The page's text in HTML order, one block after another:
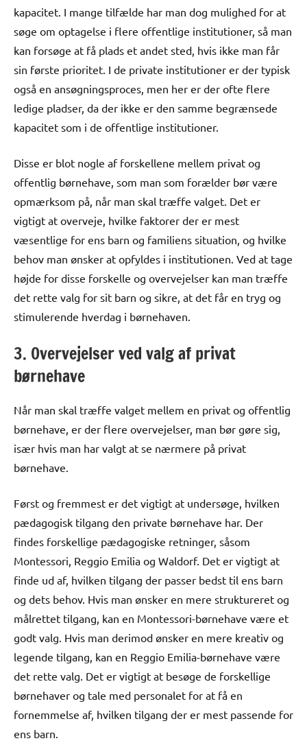
kapacitet. I mange tilfælde har man dog mulighed for at
søge om optagelse i flere offentlige institutioner, så man
kan forsøge at få plads et andet sted, hvis ikke man får
sin første prioritet. I de private institutioner er der typisk
også en ansøgningsproces, men her er der ofte flere
ledige pladser, da der ikke er den samme begrænsede
kapacitet som i de offentlige institutioner.
Disse er blot nogle af forskellene mellem privat og
offentlig børnehave, som man som forælder bør være
opmærksom på, når man skal træffe valget. Det er
vigtigt at overveje, hvilke faktorer der er mest
væsentlige for ens barn og familiens situation, og hvilke
behov man ønsker at opfyldes i institutionen. Ved at tage
højde for disse forskelle og overvejelser kan man træffe
det rette valg for sit barn og sikre, at det får en tryg og
stimulerende hverdag i børnehaven.
3. Overvejelser ved valg af privat
børnehave
Når man skal træffe valget mellem en privat og offentlig
børnehave, er der flere overvejelser, man bør gøre sig,
især hvis man har valgt at se nærmere på privat
børnehave.
Først og fremmest er det vigtigt at undersøge, hvilken
pædagogisk tilgang den private børnehave har. Der
findes forskellige pædagogiske retninger, såsom
Montessori, Reggio Emilia og Waldorf. Det er vigtigt at
finde ud af, hvilken tilgang der passer bedst til ens barn
og dets behov. Hvis man ønsker en mere struktureret og
målrettet tilgang, kan en Montessori-børnehave være et
godt valg. Hvis man derimod ønsker en mere kreativ og
legende tilgang, kan en Reggio Emilia-børnehave være
det rette valg. Det er vigtigt at besøge de forskellige
børnehaver og tale med personalet for at få en
fornemmelse af, hvilken tilgang der er mest passende for
ens barn.